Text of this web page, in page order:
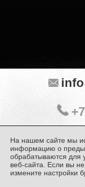
Мы в
info
На нашем сайте мы
информацию о
обрабатываются для
веб-сайта. Если вы
измените настройки